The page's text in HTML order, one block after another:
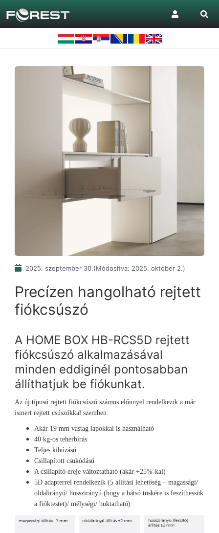
2025. szeptember 30.(Módosítva: 2025. október 2.)
Precízen hangolható rejtett
fiókcsúszó
A HOME BOX HB-RCS5D rejtett
fiókcsúszó alkalmazásával
minden eddiginél pontosabban
állíthatjuk be fiókunkat.
Az új típusú rejtett fiókcsúszó számos előnnyel rendelkezik a már
ismert rejtett csúszókkal szemben:
Akár 19 mm vastag lapokkal is használható
40 kg-os teherbírás
Teljes kihúzású
Csillapított csukódású
A csillapító ereje változtatható (akár +25%-kal)
5D adapterrel rendelkezik (5 állítási lehetőség – magassági/
oldalirányú/ hosszirányú (hogy a hátsó tüskére is feszíthessük
a fióktestet)/ mélységi/ buktatható)